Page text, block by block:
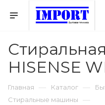
HISENSE
Главная — Каталог —
Стиральные машины —